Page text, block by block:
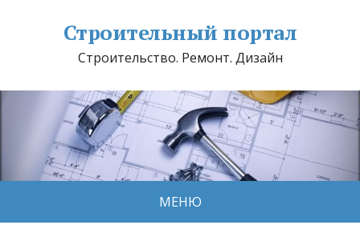
Строительный портал
Строительство. Ремонт. Дизайн
МЕНЮ